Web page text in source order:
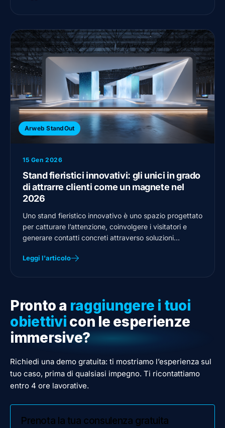
Arweb StandOut
15 Gen 2026
Stand fieristici innovativi: gli unici in grado
di attrarre clienti come un magnete nel
2026
Uno stand fieristico innovativo è uno spazio progettato
per catturare l’attenzione, coinvolgere i visitatori e
generare contatti concreti attraverso soluzioni
Leggi l'articolo
Pronto a raggiungere i tuoi
obiettivi con le esperienze
immersive?
Richiedi una demo gratuita: ti mostriamo l’esperienza sul
tuo caso, prima di qualsiasi impegno. Ti ricontattiamo
entro 4 ore lavorative.
Prenota la tua consulenza gratuita